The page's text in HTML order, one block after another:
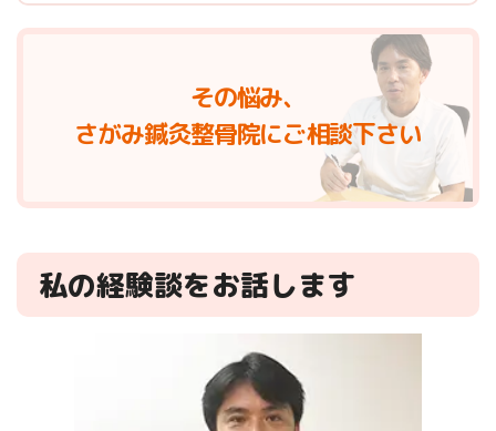
その悩み、
さがみ鍼灸整骨院にご相談下さい
私の経験談をお話します